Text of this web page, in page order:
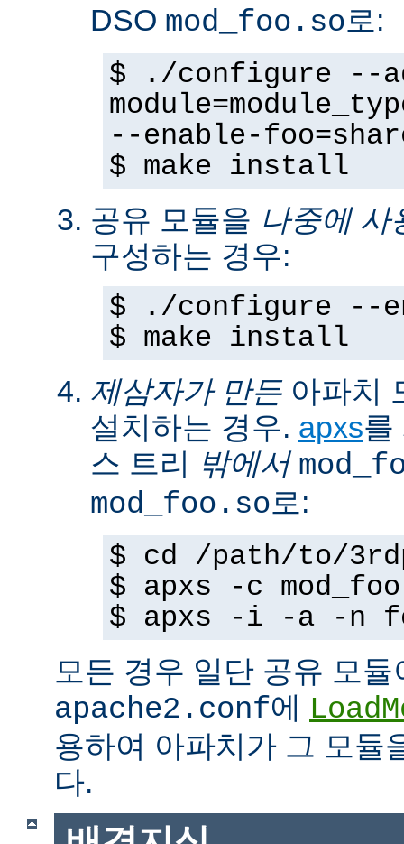
DSO mod_foo.so로:
$ ./configure --
--enable-
$ make install
공유 모듈을 나중에 사
구성하는 경우:
$ ./configure --
$ make install
제삼자가 만든아파치
설치하는 경우. apxs를
스 트리 밖에서
mod_foo.so로:
$ cd /path/to/
$ apxs -c
$ apxs -i -a -n
모든 경우 일단 공유 모
apache2.conf에
용하여 아파치가 그 모듈
다.